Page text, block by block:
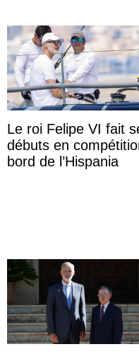
Le roi Felipe VI fait
débuts en
bord de l’Hispania